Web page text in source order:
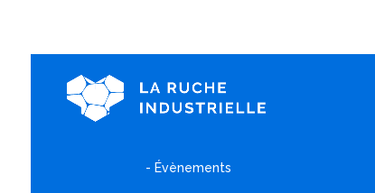
- Évènements